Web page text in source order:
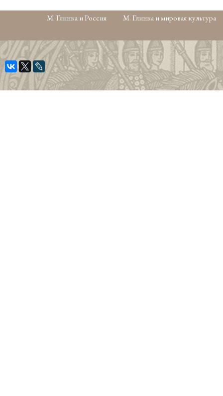
М. Глинка и Россия М. Глинка и мировая культура